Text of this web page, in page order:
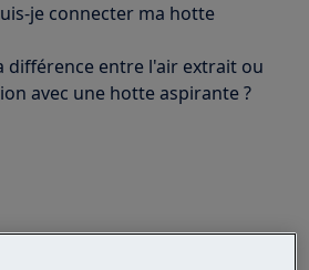
je connecter ma hotte
différence entre l'air extrait ou
avec une hotte aspirante ?